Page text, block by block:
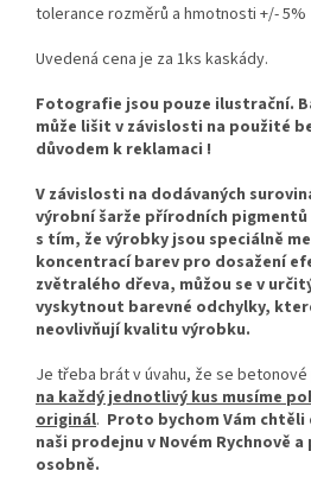
tolerance rozměrů a hmotnosti +/- 5%
Uvedená cena je za 1ks kaskády.
Fotografie jsou pouze ilustrační.
může lišit v závislosti na použité
důvodem k reklamaci !
V závislosti na dodávaných
výrobní šarže přírodních
s tím, že výrobky jsou speciálně
koncentrací barev pro dosažení
zvětralého dřeva, můžou se v
vyskytnout barevné odchylky,
neovlivňují kvalitu výrobku.
Je třeba brát v úvahu, že se
na každý jednotlivý kus musíme
originál. Proto bychom Vám
naši prodejnu v Novém Rychnově
osobně.